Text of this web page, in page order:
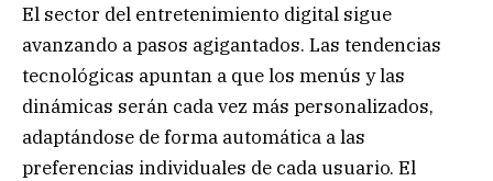
El sector del entretenimiento digital sigue
avanzando a pasos agigantados. Las tendencias
tecnológicas apuntan a que los menús y las
dinámicas serán cada vez más personalizados,
adaptándose de forma automática a las
preferencias individuales de cada usuario. El